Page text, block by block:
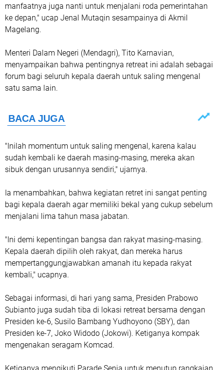
manfaatnya juga nanti untuk menjalani roda pemerintahan
ke depan," ucap Jenal Mutaqin sesampainya di Akmil
Magelang.
Menteri Dalam Negeri (Mendagri), Tito Karnavian,
menyampaikan bahwa pentingnya retreat ini adalah sebagai
forum bagi seluruh kepala daerah untuk saling mengenal
satu sama lain.
"Inilah momentum untuk saling mengenal, karena kalau
sudah kembali ke daerah masing-masing, mereka akan
sibuk dengan urusannya sendiri," ujarnya.
Ia menambahkan, bahwa kegiatan retret ini sangat penting
bagi kepala daerah agar memiliki bekal yang cukup sebelum
menjalani lima tahun masa jabatan.
"Ini demi kepentingan bangsa dan rakyat masing-masing.
Kepala daerah dipilih oleh rakyat, dan mereka harus
mempertanggungjawabkan amanah itu kepada rakyat
kembali," ucapnya.
Sebagai informasi, di hari yang sama, Presiden Prabowo
Subianto juga sudah tiba di lokasi retreat bersama dengan
Presiden ke-6, Susilo Bambang Yudhoyono (SBY), dan
Presiden ke-7, Joko Widodo (Jokowi). Ketiganya kompak
mengenakan seragam Komcad.